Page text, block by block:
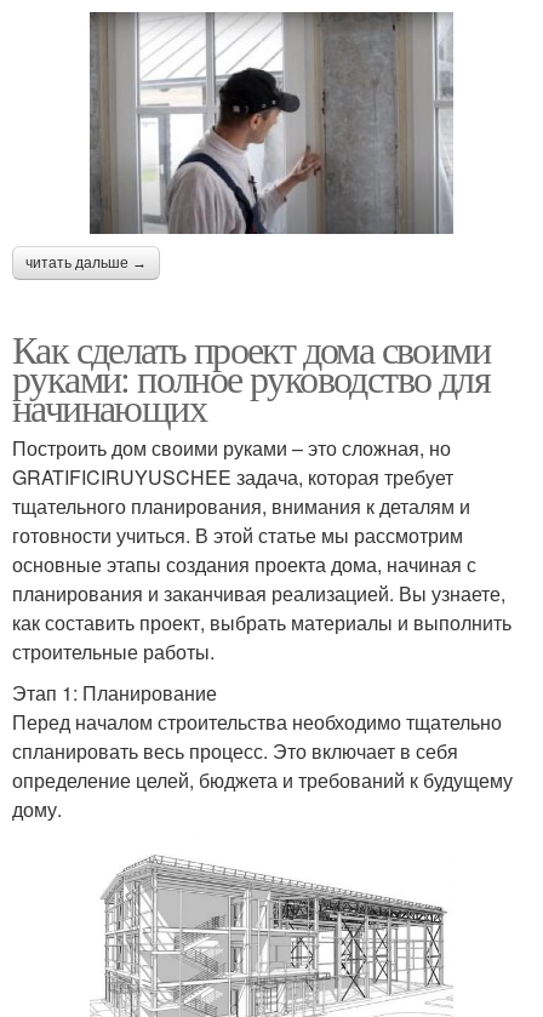
читать дальше →
Как сделать проект дома своими
руками: полное руководство для
начинающих
Построить дом своими руками – это сложная, но
GRATIFICIRUYUSCHEE задача, которая требует
тщательного планирования, внимания к деталям и
готовности учиться. В этой статье мы рассмотрим
основные этапы создания проекта дома, начиная с
планирования и заканчивая реализацией. Вы узнаете,
как составить проект, выбрать материалы и выполнить
строительные работы.
Этап 1: Планирование
Перед началом строительства необходимо тщательно
спланировать весь процесс. Это включает в себя
определение целей, бюджета и требований к будущему
дому.